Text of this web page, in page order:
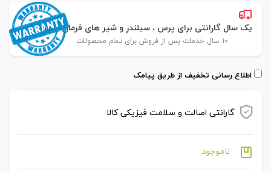
یک سال گارانتی برای پرس ، سیلندر و شیر های فرمان پارس
10 سال خدمات پس از فروش برای تمام محصولات
اطلاع رسانی تخفیف از طریق پیامک
گارانتی اصالت و سلامت فیزیکی کالا
ناموجود